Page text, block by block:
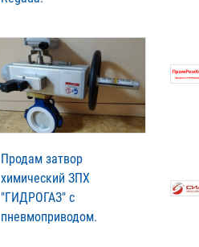
Продам затвор
химический ЗПХ
"ГИДРОГАЗ" с
пневмоприводом.